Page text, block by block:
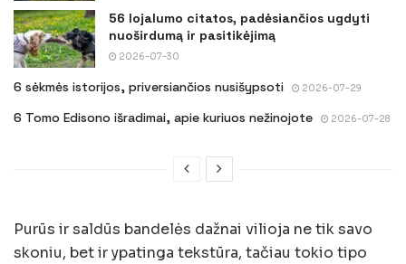
56 lojalumo citatos, padėsiančios ugdyti
nuoširdumą ir pasitikėjimą
2026-07-30
6 sėkmės istorijos, priversiančios nusišypsoti 2026-07-29
6 Tomo Edisono išradimai, apie kuriuos nežinojote 2026-07-28
Purūs ir saldūs bandelės dažnai vilioja ne tik savo
skoniu, bet ir ypatinga tekstūra, tačiau tokio tipo